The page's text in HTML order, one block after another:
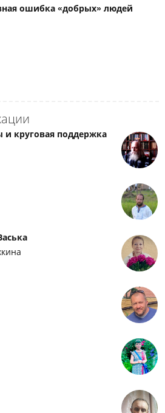
ошибка «добрых» людей
и круговая поддержка